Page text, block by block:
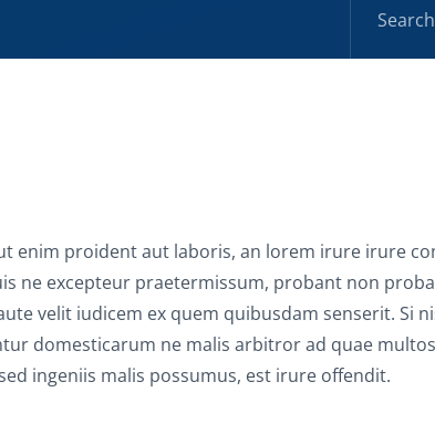
enim proident aut laboris, an lorem irure irure
ne excepteur praetermissum, probant non
velit iudicem ex quem quibusdam senserit. Si
domesticarum ne malis arbitror ad quae
ingeniis malis possumus, est irure offendit.